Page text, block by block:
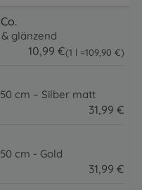
glänzend
10 99 €(1 l =109 90 €
109.9 EUR )
cm – Silber matt
31,99 €
cm - Gold
31 99 €